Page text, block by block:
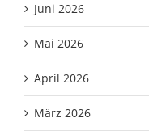
Juni 2026
Mai 2026
April 2026
März 2026